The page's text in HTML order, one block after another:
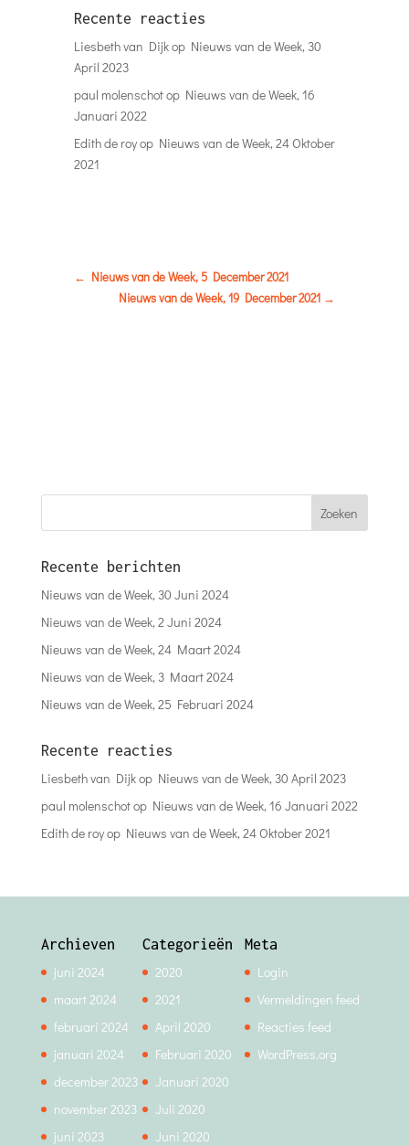
Recente reacties
Liesbeth van Dijkop Nieuws van de Week, 30
April 2023
paul molenschotop Nieuws van de Week, 16
Januari 2022
Edith de royop Nieuws van de Week, 24 Oktober
2021
← Nieuws van de Week, 5 December 2021
Nieuws van de Week, 19 December 2021 →
Recente berichten
Nieuws van de Week, 30 Juni 2024
Nieuws van de Week, 2 Juni 2024
Nieuws van de Week, 24 Maart 2024
Nieuws van de Week, 3 Maart 2024
Nieuws van de Week, 25 Februari 2024
Recente reacties
Liesbeth van Dijkop Nieuws van de Week, 30 April 2023
paul molenschotop Nieuws van de Week, 16 Januari 2022
Edith de royop Nieuws van de Week, 24 Oktober 2021
Archieven
juni 2024
maart 2024
februari 2024
januari 2024
december 2023
november 2023
juni 2023
Categorieën
2020
2021
April 2020
Februari 2020
Januari 2020
Juli 2020
Juni 2020
Meta
Login
Vermeldingen feed
Reacties feed
WordPress.org